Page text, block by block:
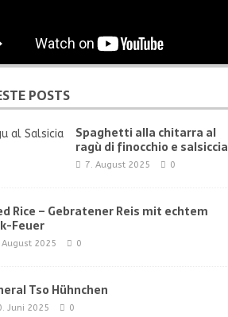
POSTS
Spaghetti alla chitarra al
ragù di finocchio e salsiccia
7. August 2025 0
Rice – Gebratener Reis mit echtem
Feuer
August 2025 0
Tso Hühnchen
Juni 2025 0